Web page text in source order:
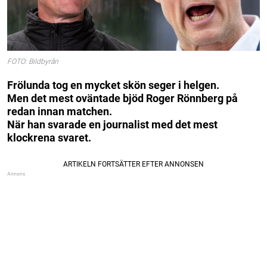
FOTO: Bildbyrån
Frölunda tog en mycket skön seger i helgen.
Men det mest oväntade bjöd Roger Rönnberg på
redan innan matchen.
När han svarade en journalist med det mest
klockrena svaret.